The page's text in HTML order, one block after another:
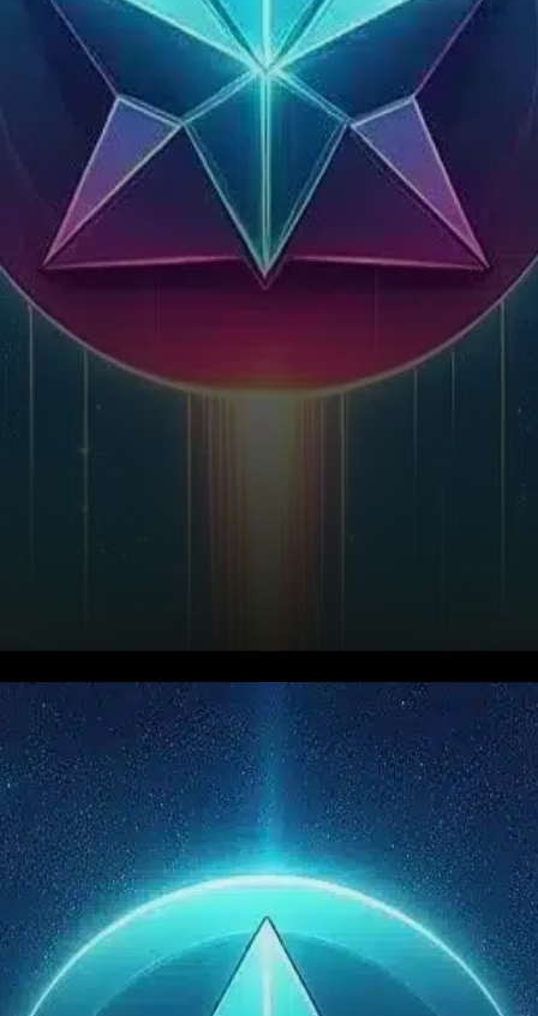
Stellar (XLM) montre des
signes prometteurs de
momentum haussier au cours
des dernières semaines,
signalant un potentiel de